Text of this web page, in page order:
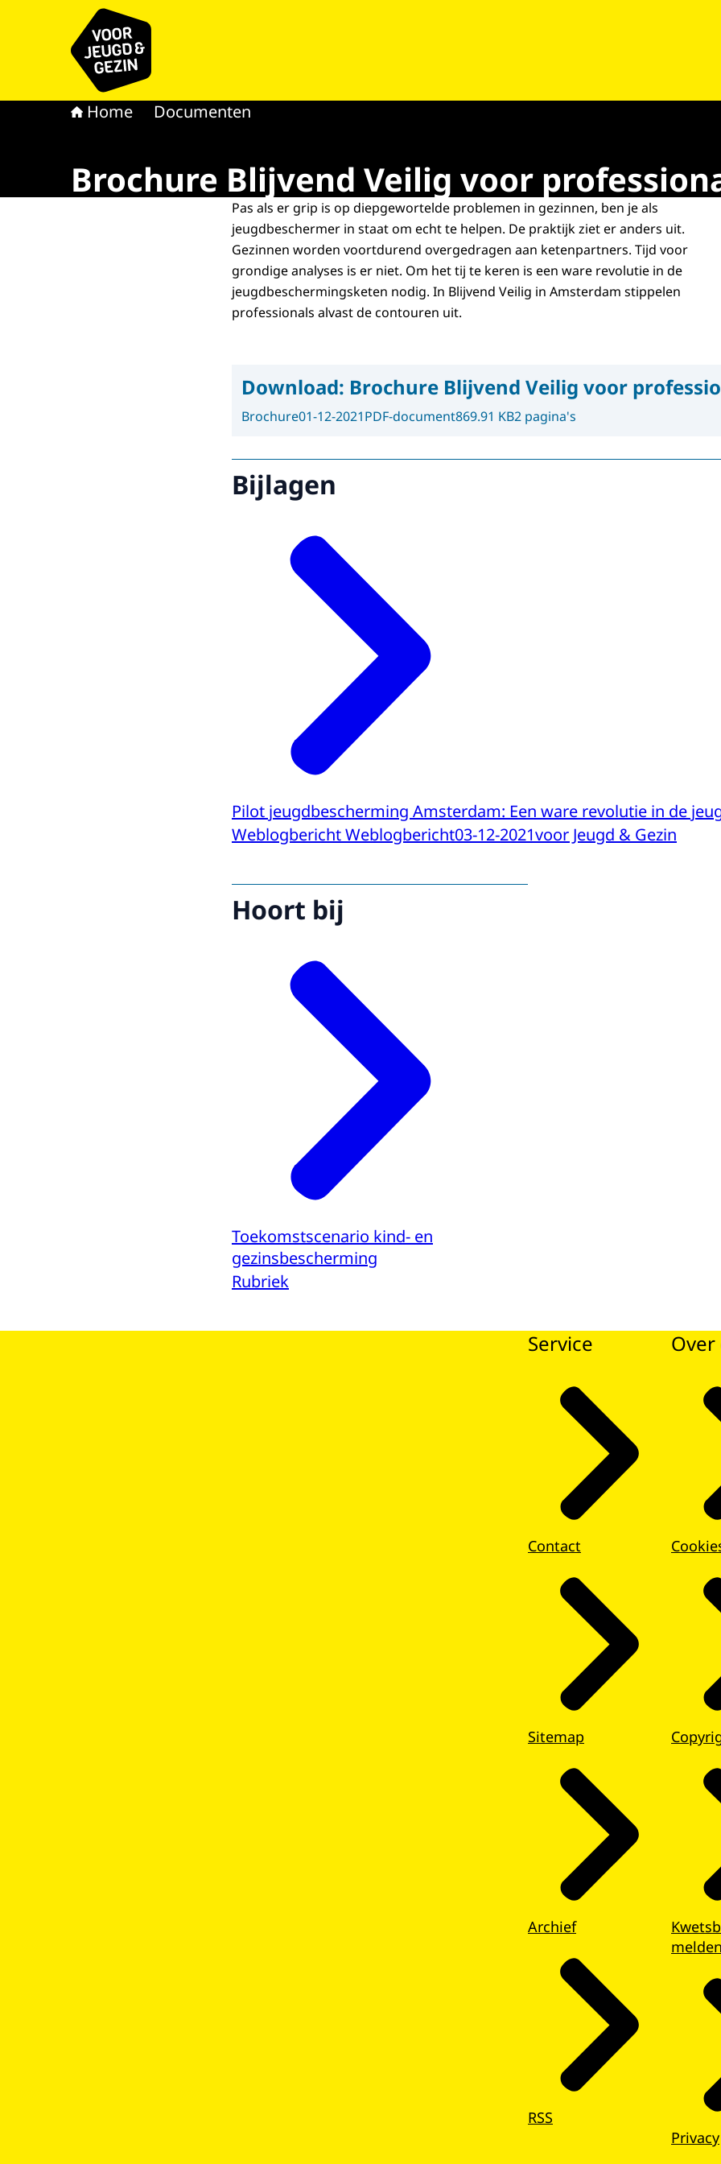
Naar de homepage van voor Jeugd & Gezin
Home Documenten
Brochure Blijvend Veilig voor
Pas als er grip is op diepgewortelde problemen in gezinnen, ben je als
jeugdbeschermer in staat om echt te helpen. De praktijk ziet er anders uit.
Gezinnen worden voortdurend overgedragen aan ketenpartners. Tijd voor
grondige analyses is er niet. Om het tij te keren is een ware revolutie in de
jeugdbeschermingsketen nodig. In Blijvend Veilig in Amsterdam stippelen
professionals alvast de contouren uit.
Download: Brochure Blijvend Veilig voor
Brochure01-12-2021PDF-document869.91 KB2 pagina's
Bijlagen
Pilot jeugdbescherming Amsterdam: Een ware revolutie in de
Weblogbericht Weblogbericht03-12-2021voor Jeugd & Gezin
Hoort bij
Toekomstscenario kind- en
gezinsbescherming
Rubriek
Service
Contact
Sitemap
Archief
RSS
Over
melden
Privacy